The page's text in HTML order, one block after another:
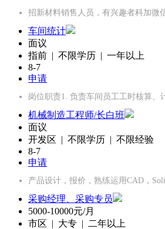
招新材料销售人员，有兴趣者科加
车间统计
面议
指前 | 不限学历 | 一年以上
8-7
申请
岗位职责1. 负责车间员工工时核算
机械制造工程师/长白班
面议
开发区 | 不限学历 | 不限经验
8-7
申请
产品设计，报价，熟练运用CAD，
采购经理、采购专员
5000-10000元/月
市区 | 大专 | 二年以上